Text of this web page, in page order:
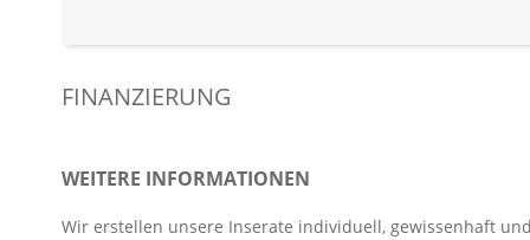
Digitaler Radioempfang DAB+
FINANZIERUNG
WEITERE INFORMATIONEN
Wir erstellen unsere Inserate individuell, gewissenhaft